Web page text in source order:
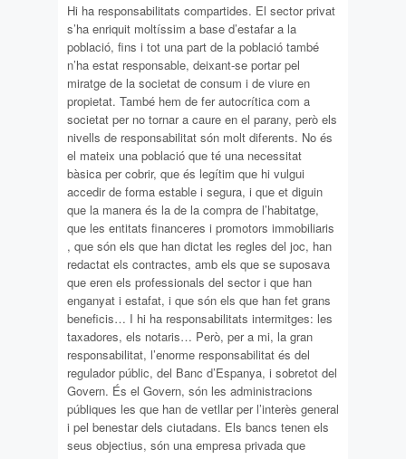
Hi ha responsabilitats compartides. El sector privat
s’ha enriquit moltíssim a base d’estafar a la
població, fins i tot una part de la població també
n’ha estat responsable, deixant-se portar pel
miratge de la societat de consum i de viure en
propietat. També hem de fer autocrítica com a
societat per no tornar a caure en el parany, però els
nivells de responsabilitat són molt diferents. No és
el mateix una població que té una necessitat
bàsica per cobrir, que és legítim que hi vulgui
accedir de forma estable i segura, i que et diguin
que la manera és la de la compra de l’habitatge,
que les entitats financeres i promotors immobiliaris
, que són els que han dictat les regles del joc, han
redactat els contractes, amb els que se suposava
que eren els professionals del sector i que han
enganyat i estafat, i que són els que han fet grans
beneficis… I hi ha responsabilitats intermitges: les
taxadores, els notaris… Però, per a mi, la gran
responsabilitat, l’enorme responsabilitat és del
regulador públic, del Banc d’Espanya, i sobretot del
Govern. És el Govern, són les administracions
públiques les que han de vetllar per l’interès general
i pel benestar dels ciutadans. Els bancs tenen els
seus objectius, són una empresa privada que